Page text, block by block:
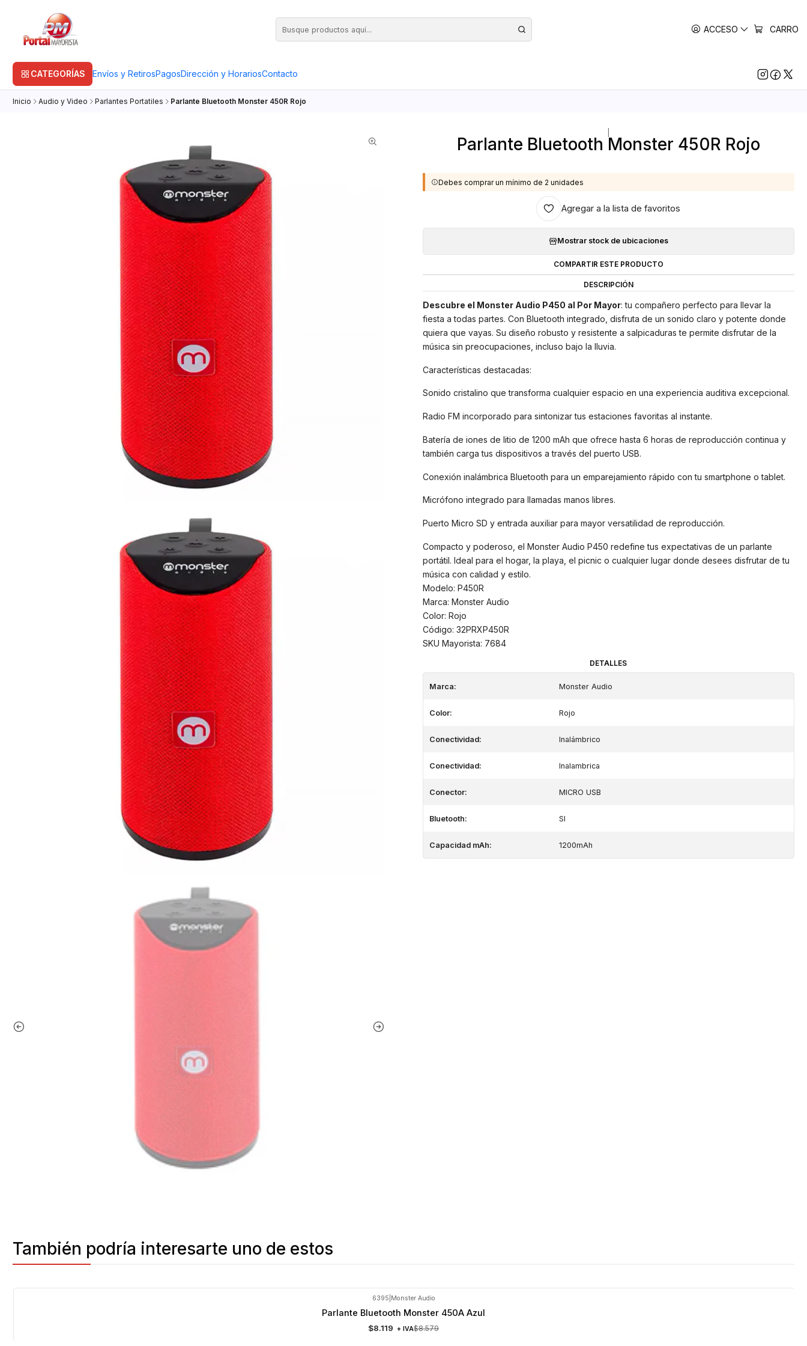
ACCESO CARRO
CATEGORÍAS Envíos y RetirosPagosDirección y HorariosContacto
Inicio Audio y Video Parlantes Portatiles Parlante Bluetooth Monster 450R Rojo
Parlante Bluetooth Monster 450R Rojo
Debes comprar un mínimo de 2 unidades
Agregar a la lista de favoritos
Mostrar stock de ubicaciones
COMPARTIR ESTE PRODUCTO
DESCRIPCIÓN
Descubre el Monster Audio P450 al Por Mayor: tu compañero perfecto para llevar la
fiesta a todas partes. Con Bluetooth integrado, disfruta de un sonido claro y potente donde
quiera que vayas. Su diseño robusto y resistente a salpicaduras te permite disfrutar de la
música sin preocupaciones, incluso bajo la lluvia.
Características destacadas:
Sonido cristalino que transforma cualquier espacio en una experiencia auditiva excepcional.
Radio FM incorporado para sintonizar tus estaciones favoritas al instante.
Batería de iones de litio de 1200 mAh que ofrece hasta 6 horas de reproducción continua y
también carga tus dispositivos a través del puerto USB.
Conexión inalámbrica Bluetooth para un emparejamiento rápido con tu smartphone o tablet.
Micrófono integrado para llamadas manos libres.
Puerto Micro SD y entrada auxiliar para mayor versatilidad de reproducción.
Compacto y poderoso, el Monster Audio P450 redefine tus expectativas de un parlante
portátil. Ideal para el hogar, la playa, el picnic o cualquier lugar donde desees disfrutar de tu
música con calidad y estilo.
Modelo: P450R
Marca: Monster Audio
Color: Rojo
Código: 32PRXP450R
SKU Mayorista: 7684
DETALLES
Marca: Monster Audio
Color: Rojo
Conectividad: Inalámbrico
Conectividad: Inalambrica
Conector: MICRO USB
Bluetooth: SI
Capacidad mAh: 1200mAh
También podría interesarte uno de estos
6395 Monster Audio
Parlante Bluetooth Monster 450A Azul
$8.119 + IVA$8.579